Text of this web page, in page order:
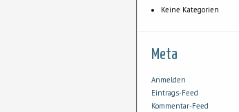
Keine Kategorien
Meta
Anmelden
Eintrags-Feed
Kommentar-Feed